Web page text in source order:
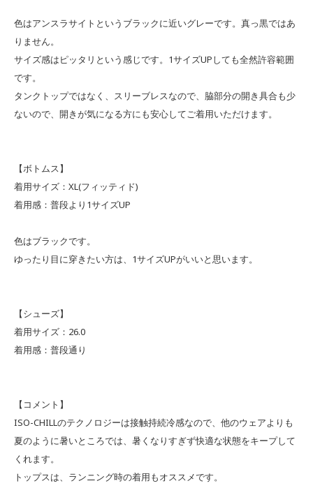
色はアンスラサイトというブラックに近いグレーです。真っ黒ではあ
りません。
サイズ感はピッタリという感じです。1サイズUPしても全然許容範囲
です。
タンクトップではなく、スリーブレスなので、脇部分の開き具合も少
ないので、開きが気になる方にも安心してご着用いただけます。
【ボトムス】
着用サイズ：XL(フィッティド)
着用感：普段より1サイズUP
色はブラックです。
ゆったり目に穿きたい方は、1サイズUPがいいと思います。
【シューズ】
着用サイズ：26.0
着用感：普段通り
【コメント】
ISO-CHILLのテクノロジーは接触持続冷感なので、他のウェアよりも
夏のように暑いところでは、暑くなりすぎず快適な状態をキープして
くれます。
トップスは、ランニング時の着用もオススメです。